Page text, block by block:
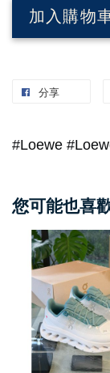
加入購物
分享
#Loewe
您可能也喜